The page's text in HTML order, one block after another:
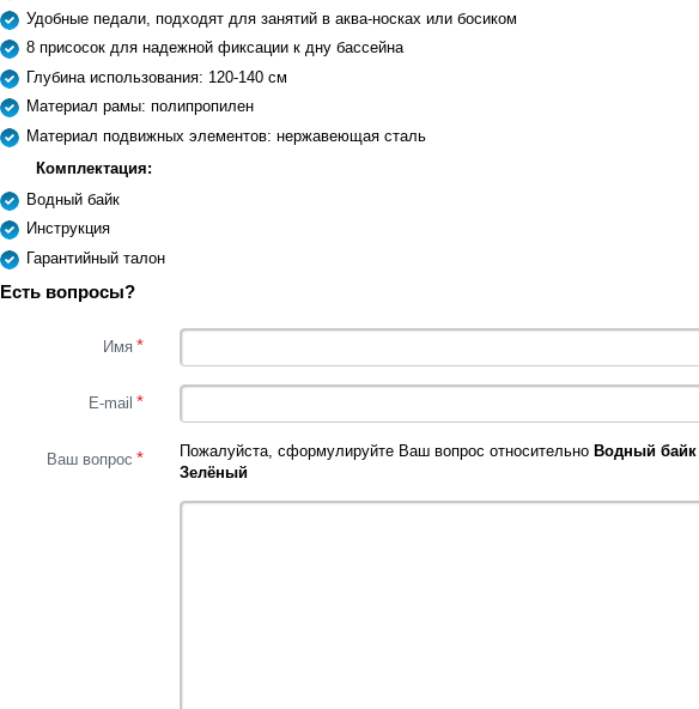
Удобные педали, подходят для занятий в аква-носках или босиком
8 присосок для надежной фиксации к дну бассейна
Глубина использования: 120-140 см
Материал рамы: полипропилен
Материал подвижных элементов: нержавеющая сталь
Комплектация:
Водный байк
Инструкция
Гарантийный талон
Есть вопросы?
Имя *
E-mail *
Ваш вопрос * Пожалуйста, сформулируйте Ваш вопрос относительно Водный байк
Зелёный